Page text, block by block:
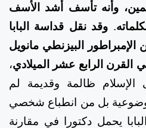
وأنه تأسف أشد الأسف
. وقد نقل قداسة البابا
الإمبراطور البيزنطي مانويل
القرن الرابع عشر الميلادي،
ظالمة وقديمة لم
بل من انطباع شخصي
يحمل دكتورا في مقارنة